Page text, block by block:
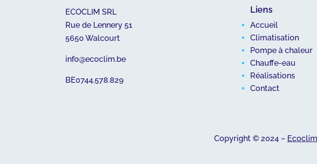
ECOCLIM SRL
Rue de Lennery 51
5650 Walcourt
info@ecoclim.be
BE0744.578.829
Liens
Accueil
Climatisation
Pompe à chaleur
Chauffe-eau
Réalisations
Contact
Copyright © 2024 – Ecoclim